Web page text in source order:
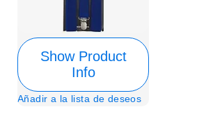
Show Product
Info
Añadir a la lista de deseos